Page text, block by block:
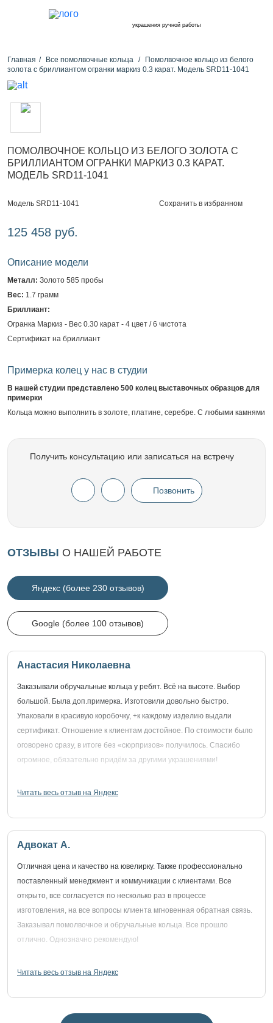
украшения ручной работы
Главная Все помолвочные кольца
Помолвочное кольцо из белого
золота с бриллиантом огранки маркиз 0.3 карат. Модель SRD11-1041
ПОМОЛВОЧНОЕ КОЛЬЦО ИЗ БЕЛОГО ЗОЛОТА С
БРИЛЛИАНТОМ ОГРАНКИ МАРКИЗ 0.3 КАРАТ.
МОДЕЛЬ SRD11-1041
Модель SRD11-1041 Сохранить в избранном
125 458 руб.
Описание модели
Металл: Золото 585 пробы
Вес: 1.7 грамм
Бриллиант:
Огранка Маркиз - Вес 0.30 карат - 4 цвет / 6 чистота
Сертификат на бриллиант
Примерка колец у нас в студии
В нашей студии представлено 500 колец выставочных образцов для
примерки
Кольца можно выполнить в золоте, платине, серебре. С любыми камнями
Получить консультацию или записаться на встречу
Позвонить
ОТЗЫВЫ О НАШЕЙ РАБОТЕ
Яндекс (более 230 отзывов)
Google (более 100 отзывов)
Анастасия Николаевна
Заказывали обручальные кольца у ребят. Всё на высоте. Выбор
большой. Была доп.примерка. Изготовили довольно быстро.
Упаковали в красивую коробочку, +к каждому изделию выдали
сертификат. Отношение к клиентам достойное. По стоимости было
оговорено сразу, в итоге без «сюрпризов» получилось. Спасибо
огромное, обязательно придём за другими украшениями!
Читать весь отзыв на Яндекс
Адвокат А.
Отличная цена и качество на ювелирку. Также профессионально
поставленный менеджмент и коммуникации с клиентами. Все
открыто, все согласуется по несколько раз в процессе
изготовления, на все вопросы клиента мгновенная обратная связь.
Заказывал помолвочное и обручальные кольца. Все прошло
отлично. Однозначно рекомендую!
Читать весь отзыв на Яндекс